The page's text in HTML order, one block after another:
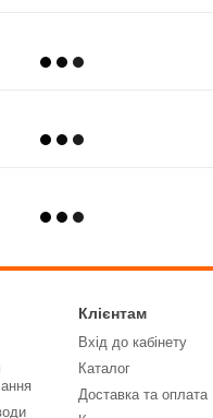
Клієнтам
Вхід до кабінету
Каталог
Доставка та оплата